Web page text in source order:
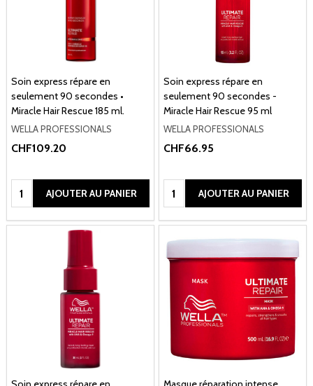
Soin express répare en
seulement 90 secondes •
Miracle Hair Rescue 185 ml.
WELLA PROFESSIONALS
CHF109.20
Quantité:AJOUTER AU PANIER
Soin express répare en
seulement 90 secondes -
Miracle Hair Rescue 95 ml
WELLA PROFESSIONALS
CHF66.95
Quantité:AJOUTER AU PANIER